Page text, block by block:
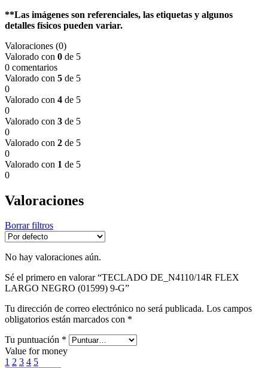
**Las imágenes son referenciales, las etiquetas y algunos
detalles físicos pueden variar.
Valoraciones (0)
Valorado con 0 de 5
0 comentarios
Valorado con 5 de 5
0
Valorado con 4 de 5
0
Valorado con 3 de 5
0
Valorado con 2 de 5
0
Valorado con 1 de 5
0
Valoraciones
Borrar filtros
No hay valoraciones aún.
Sé el primero en valorar “TECLADO DE_N4110/14R FLEX
LARGO NEGRO (01599) 9-G”
Tu dirección de correo electrónico no será publicada. Los campos
obligatorios están marcados con *
Tu puntuación *
Value for money
1 2 3 4 5